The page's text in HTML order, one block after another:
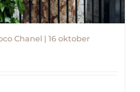
Chanel | 16 oktober